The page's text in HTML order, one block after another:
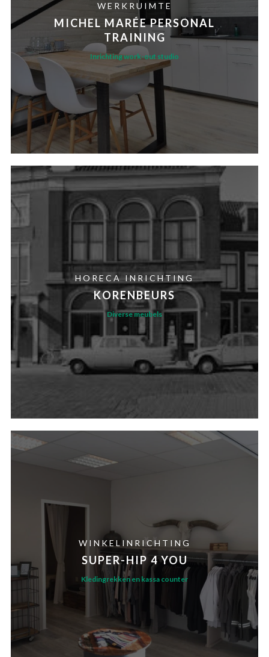
WERKRUIMTE
MICHEL MARÉE PERSONAL
TRAINING
Inrichting work-out studio
HORECA INRICHTING
KORENBEURS
Diverse meubels
WINKELINRICHTING
SUPER-HIP 4 YOU
Kledingrekken en kassa counter